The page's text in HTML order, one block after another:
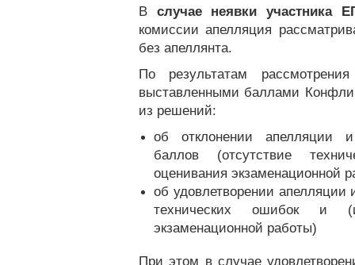
В случае неявки участника
комиссии апелляция
без апеллянта.
По результатам
выставленными баллами
из решений:
об отклонении апелляции
баллов (отсутствие
оценивания экзаменационной
об удовлетворении
технических ошибок и
экзаменационной работы)
При этом в случае